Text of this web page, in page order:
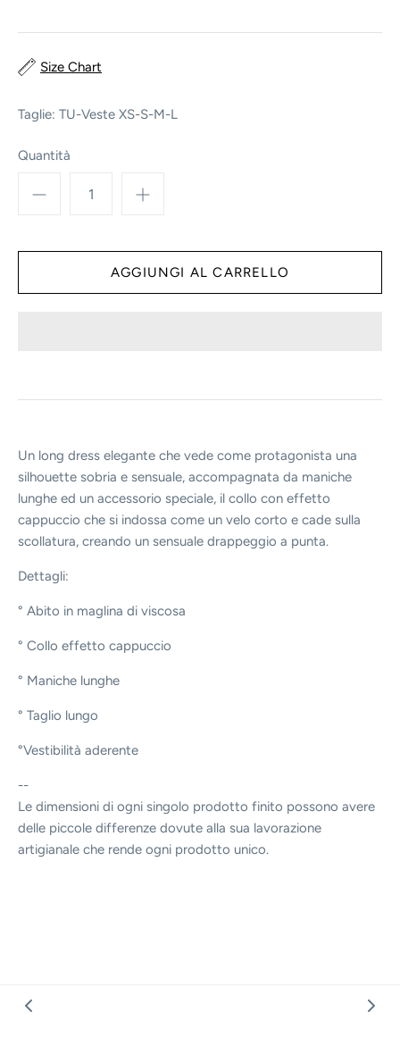
Size Chart
Taglie: TU-Veste XS-S-M-L
Quantità
Un long dress elegante che vede come protagonista una
silhouette sobria e sensuale, accompagnata da maniche
lunghe ed un accessorio speciale, il collo con effetto
cappuccio che si indossa come un velo corto e cade sulla
scollatura, creando un sensuale drappeggio a punta.
Dettagli:
° Abito in maglina di viscosa
° Collo effetto cappuccio
° Maniche lunghe
° Taglio lungo
°Vestibilità aderente
--
Le dimensioni di ogni singolo prodotto finito possono avere
delle piccole differenze dovute alla sua lavorazione
artigianale che rende ogni prodotto unico.